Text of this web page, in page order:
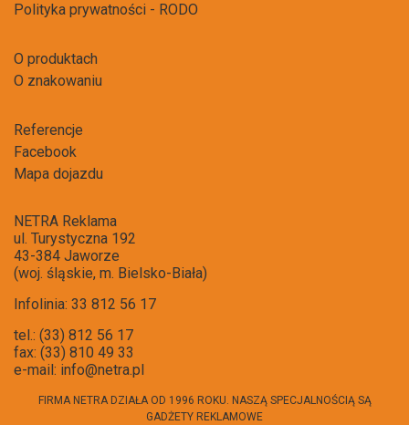
Polityka prywatności - RODO
O produktach
O znakowaniu
Referencje
Facebook
Mapa dojazdu
NETRA Reklama
ul. Turystyczna 192
43-384 Jaworze
(woj. śląskie, m. Bielsko-Biała)
Infolinia: 33 812 56 17
tel.: (33) 812 56 17
fax: (33) 810 49 33
e-mail: info@netra.pl
FIRMA NETRA DZIAŁA OD 1996 ROKU. NASZĄ SPECJALNOŚCIĄ SĄ
GADŻETY REKLAMOWE